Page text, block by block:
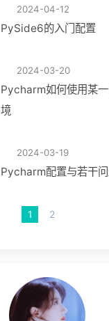
2024-04-12
PySide6的入门配置
2024-03-20
Pycharm如何使用某
境
2024-03-19
Pycharm配置与若干
1 2